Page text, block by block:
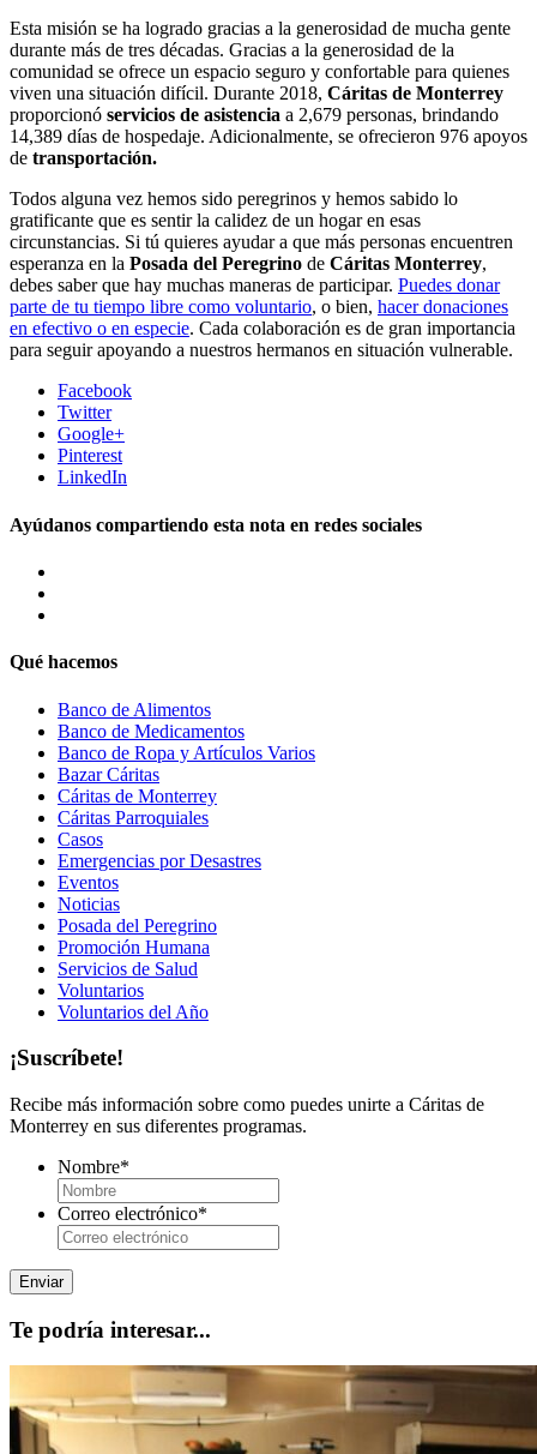
Esta misión se ha logrado gracias a la generosidad de mucha gente
durante más de tres décadas. Gracias a la generosidad de la
comunidad se ofrece un espacio seguro y confortable para quienes
viven una situación difícil. Durante 2018, Cáritas de Monterrey
proporcionó servicios de asistencia a 2,679 personas, brindando
14,389 días de hospedaje. Adicionalmente, se ofrecieron 976 apoyos
de transportación.
Todos alguna vez hemos sido peregrinos y hemos sabido lo
gratificante que es sentir la calidez de un hogar en esas
circunstancias. Si tú quieres ayudar a que más personas encuentren
esperanza en la Posada del Peregrino de Cáritas Monterrey,
debes saber que hay muchas maneras de participar. Puedes donar
parte de tu tiempo libre como voluntario, o bien, hacer donaciones
en efectivo o en especie. Cada colaboración es de gran importancia
para seguir apoyando a nuestros hermanos en situación vulnerable.
Facebook
Twitter
Google+
Pinterest
LinkedIn
Ayúdanos compartiendo esta nota en redes sociales
Qué hacemos
Banco de Alimentos
Banco de Medicamentos
Banco de Ropa y Artículos Varios
Bazar Cáritas
Cáritas de Monterrey
Cáritas Parroquiales
Casos
Emergencias por Desastres
Eventos
Noticias
Posada del Peregrino
Promoción Humana
Servicios de Salud
Voluntarios
Voluntarios del Año
¡Suscríbete!
Recibe más información sobre como puedes unirte a Cáritas de
Monterrey en sus diferentes programas.
Nombre*
Correo electrónico*
Te podría interesar...